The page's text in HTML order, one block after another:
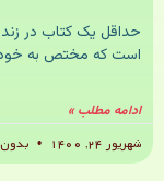
حداقل یک کتاب در
است که مختص به
ادامه مطلب »
شهریور ۲۴, ۱۴۰۰
بدون